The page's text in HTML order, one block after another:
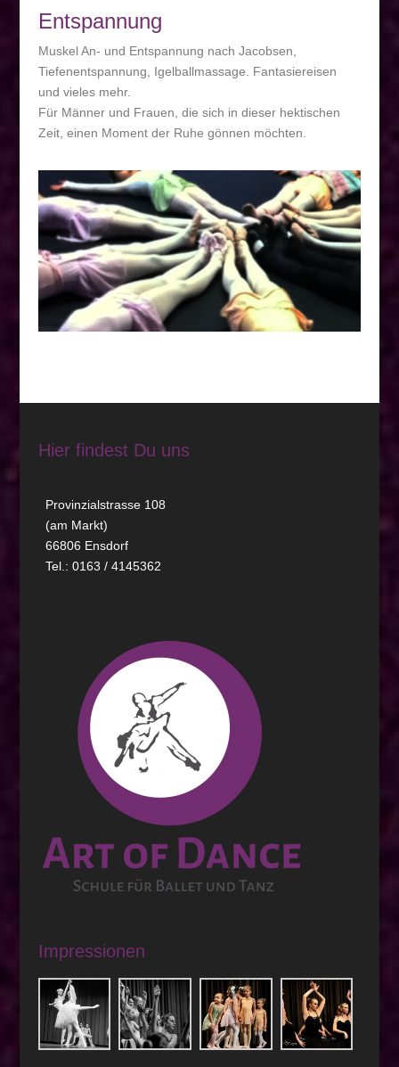
Entspannung
Muskel An- und Entspannung nach Jacobsen,
Tiefenentspannung, Igelballmassage. Fantasiereisen
und vieles mehr.
Für Männer und Frauen, die sich in dieser hektischen
Zeit, einen Moment der Ruhe gönnen möchten.
Hier findest Du uns
Provinzialstrasse 108
(am Markt)
66806 Ensdorf
Tel.: 0163 / 4145362
Impressionen